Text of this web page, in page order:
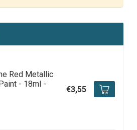
Red Metallic
- 18ml -
€3,55